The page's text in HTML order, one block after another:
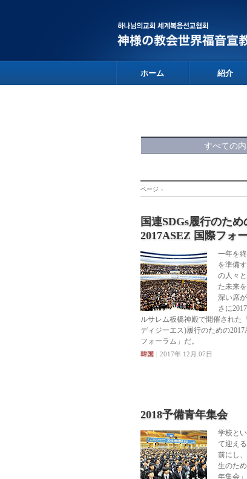
ホーム 紹介
すべての
ページ »
国連SDGs履行のため
2017ASEZ 国際フォ
一年を
を準備
の人々
た未来
深い席
さに
ルサレム板橋神殿で開催された
ディジーエス)履行のための
フォーラム」だ。
韓国
2017年.12月.07日
2018予備青年集会
学校と
て迎え
前にし
生のた
年集会